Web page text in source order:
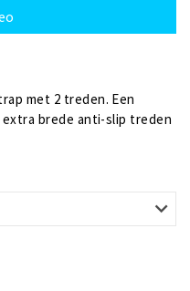
met 2 treden. Een
brede anti-slip treden